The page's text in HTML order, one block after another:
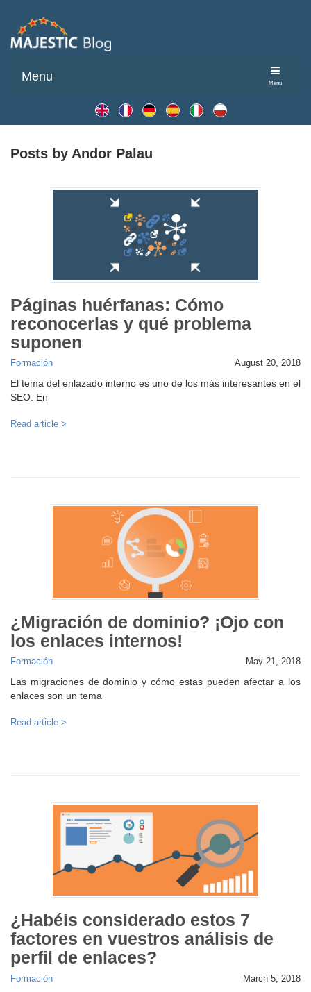
Menu
Menu
Posts by Andor Palau
Páginas huérfanas: Cómo
reconocerlas y qué problema
suponen
Formación August 20, 2018
El tema del enlazado interno es uno de los más interesantes en el
SEO. En
Read article >
¿Migración de dominio? ¡Ojo con
los enlaces internos!
Formación May 21, 2018
Las migraciones de dominio y cómo estas pueden afectar a los
enlaces son un tema
Read article >
¿Habéis considerado estos 7
factores en vuestros análisis de
perfil de enlaces?
Formación March 5, 2018